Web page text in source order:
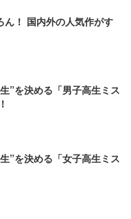
ん！ 国内外の人気作がす
”を決める「男子高生ミス
”を決める「女子高生ミス